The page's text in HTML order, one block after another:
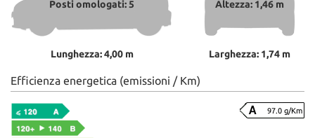
Posti omologati: 5
Lunghezza: 4,00 m
Altezza: 1,46 m
Larghezza: 1,74 m
Efficienza energetica (emissioni / Km)
97.0 g/Km